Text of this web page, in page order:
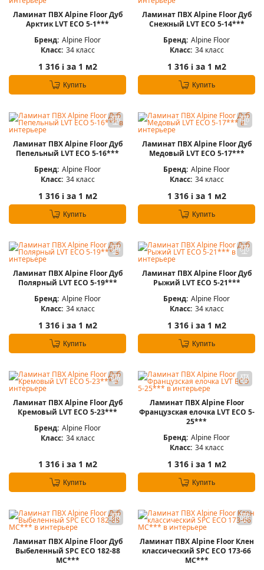
Ламинат ПВХ Alpine Floor Дуб
Арктик LVT ЕСО 5-1***
Бренд: Alpine Floor
Класс: 34 класс
1 316 iза 1 м2
Купить
Ламинат ПВХ Alpine Floor Дуб
Снежный LVT ЕСО 5-14***
Бренд: Alpine Floor
Класс: 34 класс
1 316 iза 1 м2
Купить
Ламинат ПВХ Alpine Floor Дуб
Пепельный LVT ЕСО 5-16***
Бренд: Alpine Floor
Класс: 34 класс
1 316 iза 1 м2
Купить
Ламинат ПВХ Alpine Floor Дуб
Медовый LVT ЕСО 5-17***
Бренд: Alpine Floor
Класс: 34 класс
1 316 iза 1 м2
Купить
Ламинат ПВХ Alpine Floor Дуб
Полярный LVT ЕСО 5-19***
Бренд: Alpine Floor
Класс: 34 класс
1 316 iза 1 м2
Купить
Ламинат ПВХ Alpine Floor Дуб
Рыжий LVT ЕСО 5-21***
Бренд: Alpine Floor
Класс: 34 класс
1 316 iза 1 м2
Купить
Ламинат ПВХ Alpine Floor Дуб
Кремовый LVT ЕСО 5-23***
Бренд: Alpine Floor
Класс: 34 класс
1 316 iза 1 м2
Купить
Ламинат ПВХ Alpine Floor
Французская елочка LVT ЕСО 5-
25***
Бренд: Alpine Floor
Класс: 34 класс
1 316 iза 1 м2
Купить
Ламинат ПВХ Alpine Floor Дуб
Выбеленный SPC ECO 182-88
MC***
Ламинат ПВХ Alpine Floor Клен
классический SPC ECO 173-66
MC***